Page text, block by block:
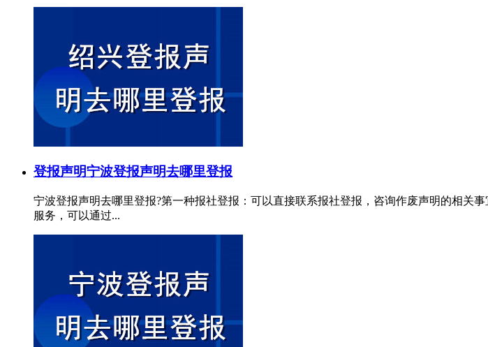
登报声明宁波登报声明去哪里登报
宁波登报声明去哪里登报?第一种报社登报：可以直接联系报社登报，咨询作废声明的相关
服务，可以通过...